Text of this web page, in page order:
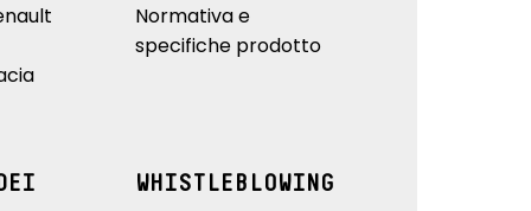
Normativa e
specifiche prodotto
WHISTLEBLOWING